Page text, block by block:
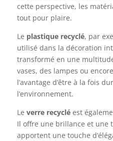
cette perspective, les
tout pour plaire.
Le plastique recyclé, par
utilisé dans la décoration
transformé en une
vases, des lampes ou
l’avantage d’être à la fois
l’environnement.
Le verre recycléest
Il offre une brillance et une
apportent une touche